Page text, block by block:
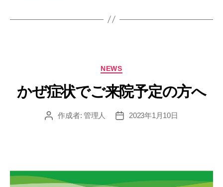
カ
テ
ゴ
リ
NEWS
かぜ症状でご来院予定の方へ
投
作成者: 管理人
投
2023年1月10日